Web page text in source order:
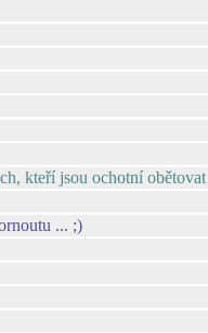
kteří jsou ochotní
... ;)